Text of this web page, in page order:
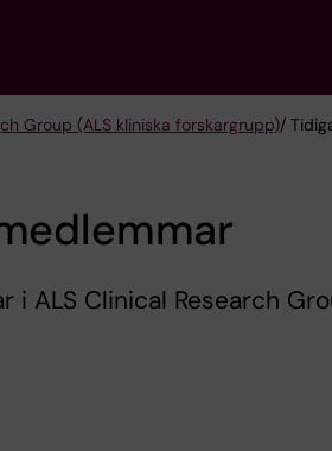
Group (ALS kliniska forskargrupp)/
i ALS Clinical Research